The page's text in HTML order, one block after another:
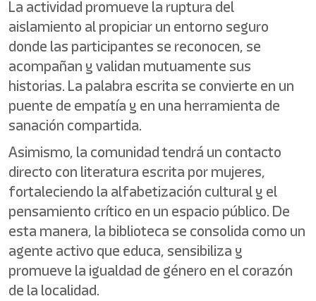
La actividad promueve la ruptura del
aislamiento al propiciar un entorno seguro
donde las participantes se reconocen, se
acompañan y validan mutuamente sus
historias. La palabra escrita se convierte en un
puente de empatía y en una herramienta de
sanación compartida.
Asimismo, la comunidad tendrá un contacto
directo con literatura escrita por mujeres,
fortaleciendo la alfabetización cultural y el
pensamiento crítico en un espacio público. De
esta manera, la biblioteca se consolida como un
agente activo que educa, sensibiliza y
promueve la igualdad de género en el corazón
de la localidad.